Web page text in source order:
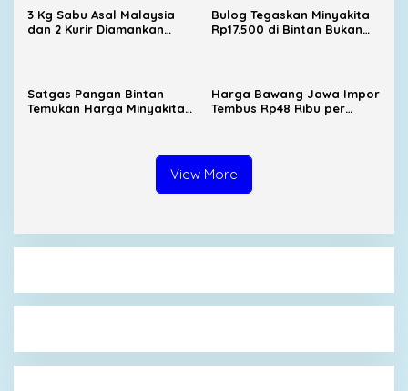
3 Kg Sabu Asal Malaysia
dan 2 Kurir Diamankan
Bulog Tegaskan Minyakita
Rp17.500 di Bintan Bukan
Satgas Pangan Bintan
Temukan Harga Minyakita
Harga Bawang Jawa Impor
Tembus Rp48 Ribu per
View More